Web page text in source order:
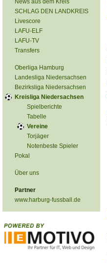
News aus dem Kreis
SCHLAG DEN LANDKREIS
Livescore
LAFU-ELF
LAFU-TV
Transfers
Oberliga Hamburg
Landesliga Niedersachsen
Bezirksliga Niedersachsen
Kreisliga Niedersachsen
Spielberichte
Tabelle
Vereine
Torjäger
Notenbeste Spieler
Pokal
Über uns
Partner
www.harburg-fussball.de